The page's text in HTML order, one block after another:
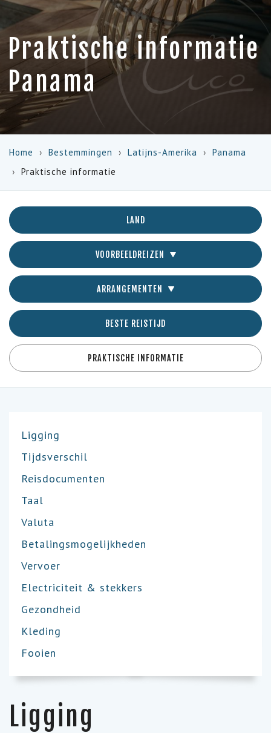
Praktische informatie
Panama
Home Bestemmingen Latijns-Amerika
Panama
Praktische informatie
LAND
VOORBEELDREIZEN
ARRANGEMENTEN
BESTE REISTIJD
PRAKTISCHE INFORMATIE
Ligging
Tijdsverschil
Reisdocumenten
Taal
Valuta
Betalingsmogelijkheden
Vervoer
Electriciteit & stekkers
Gezondheid
Kleding
Fooien
Ligging